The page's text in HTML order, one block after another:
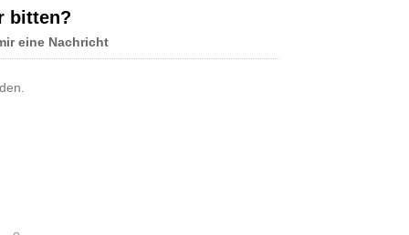
bitten?
eine Nachricht